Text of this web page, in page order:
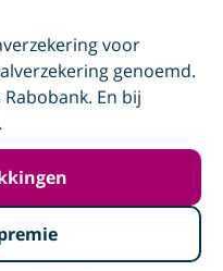
voor
genoemd.
En bij